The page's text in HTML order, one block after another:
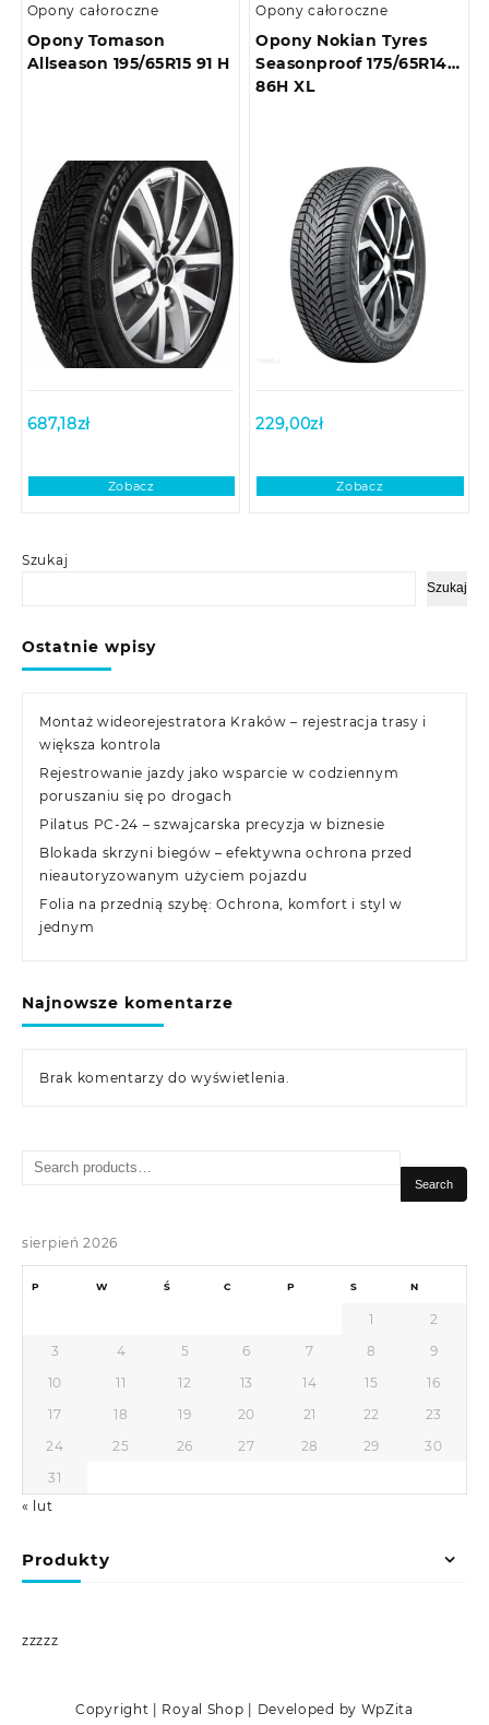
Szukaj
Szukaj
Ostatnie wpisy
Montaż wideorejestratora Kraków – rejestracja trasy i
większa kontrola
Rejestrowanie jazdy jako wsparcie w codziennym
poruszaniu się po drogach
Pilatus PC-24 – szwajcarska precyzja w biznesie
Blokada skrzyni biegów – efektywna ochrona przed
nieautoryzowanym użyciem pojazdu
Folia na przednią szybę: Ochrona, komfort i styl w
jednym
Najnowsze komentarze
Brak komentarzy do wyświetlenia.
Opony całoroczne
Opony Tomason
Allseason 195/65R15 91 H
687,18zł
Zobacz
Opony całoroczne
Opony Nokian Tyres
Seasonproof 175/65R14
86H XL
229,00zł
Zobacz
Search
Search
sierpień 2026
P W Ś C P S N
1
2
3
4 5 6 7 8
9
10
11 12 13 14 15
16
17
18 19 20 21 22
23
24
25 26 27 28 29
30
31
« lut
Produkty
zzzzz
Copyright | Royal Shop | Developed by WpZita